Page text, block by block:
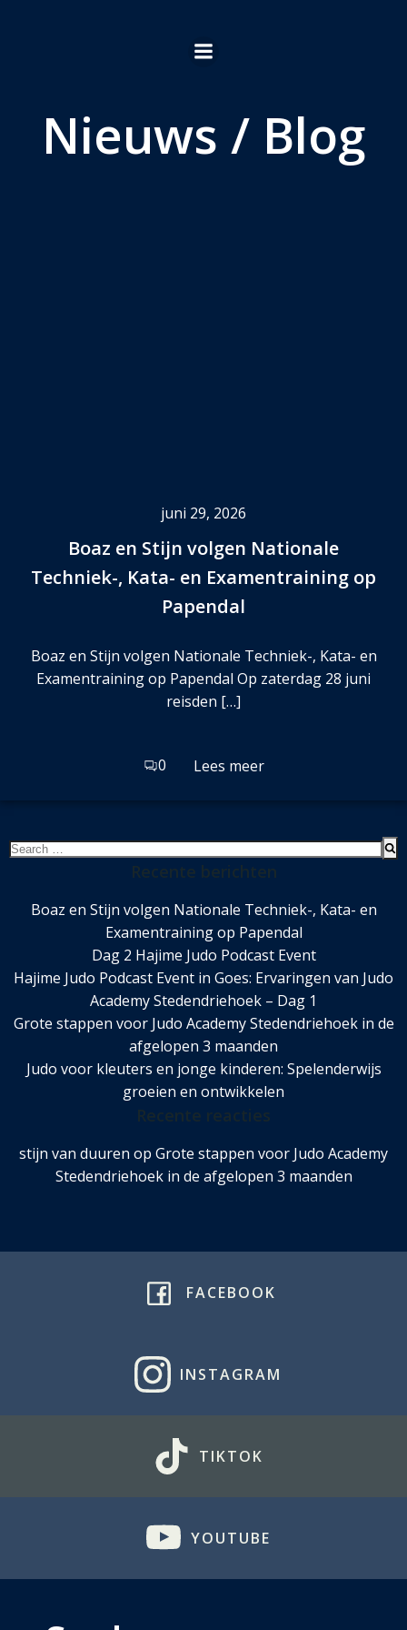
de
Nieuws / Blog
juni 29, 2026
Boaz en Stijn volgen Nationale
Techniek-, Kata- en Examentraining op
Papendal
Boaz en Stijn volgen Nationale Techniek-, Kata- en
Examentraining op Papendal Op zaterdag 28 juni
reisden […]
0 Lees meer
Search
Boaz en Stijn volgen Nationale Techniek-, Kata- en
Examentraining op Papendal
Dag 2 Hajime Judo Podcast Event
Hajime Judo Podcast Event in Goes: Ervaringen van Judo
Academy Stedendriehoek – Dag 1
Grote stappen voor Judo Academy Stedendriehoek in de
afgelopen 3 maanden
Judo voor kleuters en jonge kinderen: Spelenderwijs
groeien en ontwikkelen
stijn van duuren op Grote stappen voor Judo Academy
Stedendriehoek in de afgelopen 3 maanden
FACEBOOK
INSTAGRAM
TIKTOK
YOUTUBE